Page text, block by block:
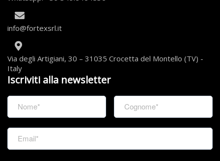
info@fortexsrl.it
Via degli Artigiani, 30 – 31035 Crocetta del Montello (TV) -
Italy
Iscriviti alla newsletter